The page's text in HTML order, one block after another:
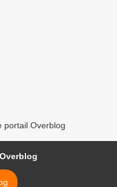
portail Overblog